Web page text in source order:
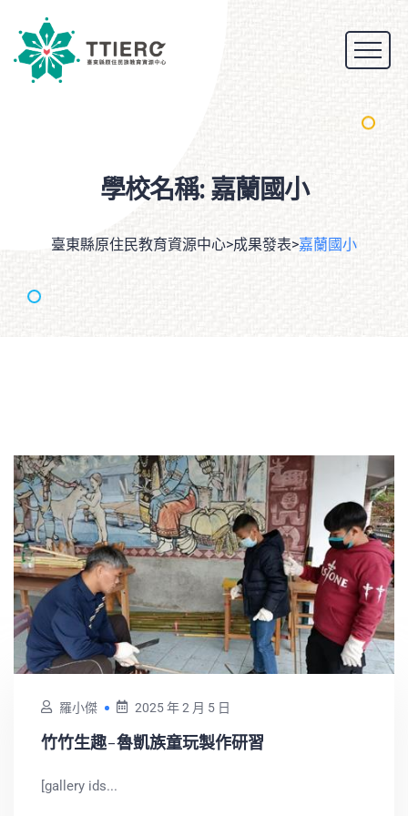
學校名稱:嘉蘭國小
臺東縣原住民教育資源中心>成果發表>嘉蘭國小
羅小傑 2025 年 2 月 5 日
竹竹生趣-魯凱族童玩製作研習
[gallery ids...